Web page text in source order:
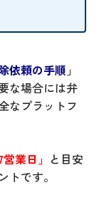
依頼の手順 」
な場合には弁
なプラットフ
業日」 と目安
です。